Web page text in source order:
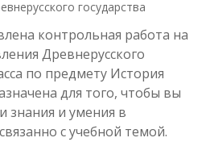
государства
контрольная работа на
Древнерусского
по предмету История
для того, чтобы вы
знания и умения в
с учебной темой.